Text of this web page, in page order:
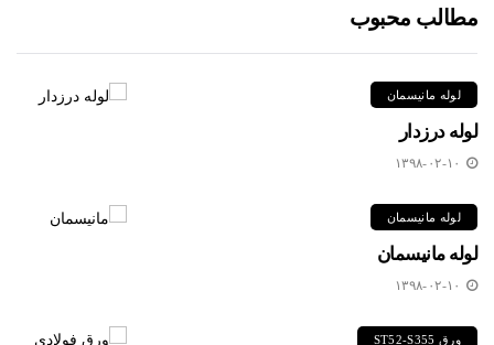
مطالب محبوب
لوله مانیسمان
لوله درزدار
۱۳۹۸-۰۲-۱۰
لوله مانیسمان
لوله مانیسمان
۱۳۹۸-۰۲-۱۰
ورق ST52-S355